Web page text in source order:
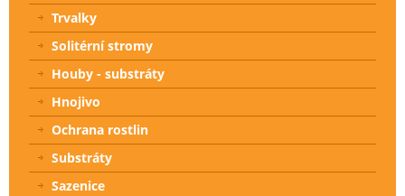
Trvalky
Solitérní stromy
Houby - substráty
Hnojivo
Ochrana rostlin
Substráty
Sazenice